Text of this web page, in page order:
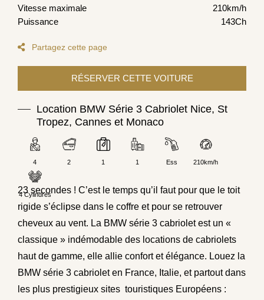
Vitesse maximale
210km/h
Puissance
143Ch
Partagez cette page
Location BMW Série 3 Cabriolet Nice, St
Tropez, Cannes et Monaco
4 2 1 1 Ess 210km/h
4 Cylindres
23 secondes ! C’est le temps qu’il faut pour que le toit
rigide s’éclipse dans le coffre et pour se retrouver
cheveux au vent. La BMW série 3 cabriolet est un «
classique » indémodable des locations de cabriolets
haut de gamme, elle allie confort et élégance. Louez la
BMW série 3 cabriolet en France, Italie, et partout dans
les plus prestigieux sites touristiques Européens :